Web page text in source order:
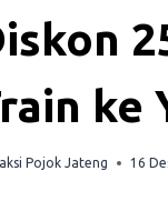
ke
Pojok Jateng 16